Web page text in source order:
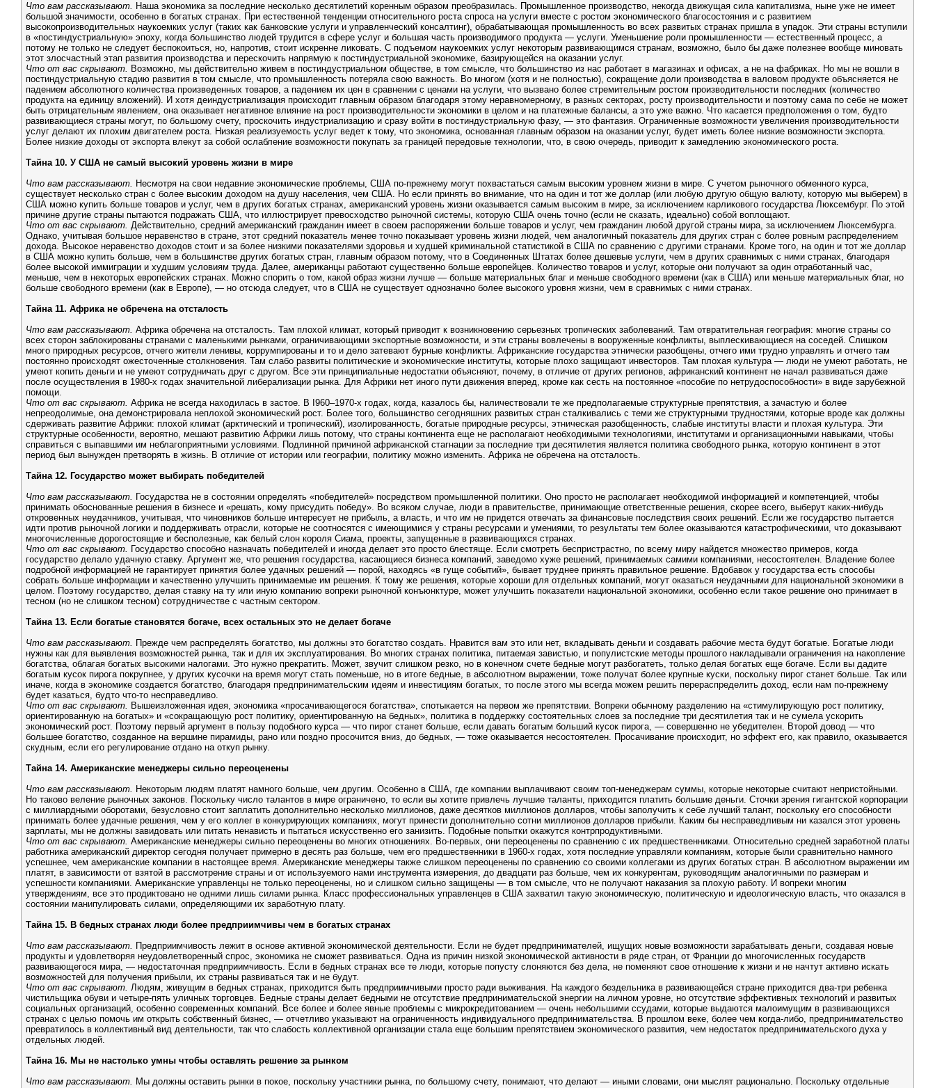
Что вам рассказывают. Наша экономика за последние несколько десятилетий коренным образом преобразилась. Промышленное производство, некогда движущая сила капитализма, ныне уже не имеет
большой значимости, особенно в богатых странах. При естественной тенденции относительного роста спроса на услуги вместе с ростом экономического благосостояния и с развитием
высокопроизводительных наукоемких услуг (таких как банковские услуги и управленческий консалтинг), обрабатывающая промышленность во всех развитых странах пришла в упадок. Эти страны вступили
в «постиндустриальную» эпоху, когда большинство людей трудится в сфере услуг и большая часть производимого продукта — услуги. Уменьшение роли промышленности — естественный процесс, а
потому не только не следует беспокоиться, но, напротив, стоит искренне ликовать. С подъемом наукоемких услуг некоторым развивающимся странам, возможно, было бы даже полезнее вообще миновать
этот злосчастный этап развития производства и перескочить напрямую к постиндустриальной экономике, базирующейся на оказании услуг.
Что от вас скрывают. Возможно, мы действительно живем в постиндустриальном обществе, в том смысле, что большинство из нас работает в магазинах и офисах, а не на фабриках. Но мы не вошли в
постиндустриальную стадию развития в том смысле, что промышленность потеряла свою важность. Во многом (хотя и не полностью), сокращение доли производства в валовом продукте объясняется не
падением абсолютного количества произведенных товаров, а падением их цен в сравнении с ценами на услуги, что вызвано более стремительным ростом производительности последних (количество
продукта на единицу вложений). И хотя деиндустриализация происходит главным образом благодаря этому неравномерному, в разных секторах, росту производительности и поэтому сама по себе не может
быть отрицательным явлением, она оказывает негативное влияние на рост производительности экономики в целом и на платежные балансы, а это уже важно. Что касается предположения о том, будто
развивающиеся страны могут, по большому счету, проскочить индустриализацию и сразу войти в постиндустриальную фазу, — это фантазия. Ограниченные возможности увеличения производительности
услуг делают их плохим двигателем роста. Низкая реализуемость услуг ведет к тому, что экономика, основанная главным образом на оказании услуг, будет иметь более низкие возможности экспорта.
Более низкие доходы от экспорта влекут за собой ослабление возможности покупать за границей передовые технологии, что, в свою очередь, приводит к замедлению экономического роста.
Тайна 10. У США не самый высокий уровень жизни в мире
Что вам рассказывают. Несмотря на свои недавние экономические проблемы, США по-прежнему могут похвастаться самым высоким уровнем жизни в мире. С учетом рыночного обменного курса,
существует несколько стран с более высоким доходом на душу населения, чем США. Но если принять во внимание, что на один и тот же доллар (или любую другую общую валюту, которую мы выберем) в
США можно купить больше товаров и услуг, чем в других богатых странах, американский уровень жизни оказывается самым высоким в мире, за исключением карликового государства Люксембург. По этой
причине другие страны пытаются подражать США, что иллюстрирует превосходство рыночной системы, которую США очень точно (если не сказать, идеально) собой воплощают.
Что от вас скрывают. Действительно, средний американский гражданин имеет в своем распоряжении больше товаров и услуг, чем гражданин любой другой страны мира, за исключением Люксембурга.
Однако, учитывая большое неравенство в стране, этот средний показатель менее точно показывает уровень жизни людей, чем аналогичный показатель для других стран с более ровным распределением
дохода. Высокое неравенство доходов стоит и за более низкими показателями здоровья и худшей криминальной статистикой в США по сравнению с другими странами. Кроме того, на один и тот же доллар
в США можно купить больше, чем в большинстве других богатых стран, главным образом потому, что в Соединенных Штатах более дешевые услуги, чем в других сравнимых с ними странах, благодаря
более высокой иммиграции и худшим условиям труда. Далее, американцы работают существенно больше европейцев. Количество товаров и услуг, которые они получают за один отработанный час,
меньше, чем в некоторых европейских странах. Можно спорить о том, какой образ жизни лучше — больше материальных благ и меньше свободного времени (как в США) или меньше материальных благ, но
больше свободного времени (как в Европе), — но отсюда следует, что в США не существует однозначно более высокого уровня жизни, чем в сравнимых с ними странах.
Тайна 11. Африка не обречена на отсталость
Что вам рассказывают. Африка обречена на отсталость. Там плохой климат, который приводит к возникновению серьезных тропических заболеваний. Там отвратительная география: многие страны со
всех сторон заблокированы странами с маленькими рынками, ограничивающими экспортные возможности, и эти страны вовлечены в вооруженные конфликты, выплескивающиеся на соседей. Слишком
много природных ресурсов, отчего жители ленивы, коррумпированы и то и дело затевают бурные конфликты. Африканские государства этнически разобщены, отчего ими трудно управлять и отчего там
постоянно происходят ожесточенные столкновения. Там слабо развиты политические и экономические институты, которые плохо защищают инвесторов. Там плохая культура — люди не умеют работать, не
умеют копить деньги и не умеют сотрудничать друг с другом. Все эти принципиальные недостатки объясняют, почему, в отличие от других регионов, африканский континент не начал развиваться даже
после осуществления в 1980-х годах значительной либерализации рынка. Для Африки нет иного пути движения вперед, кроме как сесть на постоянное «пособие по нетрудоспособности» в виде зарубежной
помощи.
Что от вас скрывают. Африка не всегда находилась в застое. В I960–1970-х годах, когда, казалось бы, наличествовали те же предполагаемые структурные препятствия, а зачастую и более
непреодолимые, она демонстрировала неплохой экономический рост. Более того, большинство сегодняшних развитых стран сталкивались с теми же структурными трудностями, которые вроде как должны
сдерживать развитие Африки: плохой климат (арктический и тропический), изолированность, богатые природные ресурсы, этническая разобщенность, слабые институты власти и плохая культура. Эти
структурные особенности, вероятно, мешают развитию Африки лишь потому, что страны континента еще не располагают необходимыми технологиями, институтами и организационными навыками, чтобы
справиться с выпавшими им неблагоприятными условиями. Подлинной причиной африканской стагнации за последние три десятилетия является политика свободного рынка, которую континент в этот
период был вынужден претворять в жизнь. В отличие от истории или географии, политику можно изменить. Африка не обречена на отсталость.
Тайна 12. Государство может выбирать победителей
Что вам рассказывают. Государства не в состоянии определять «победителей» посредством промышленной политики. Оно просто не располагает необходимой информацией и компетенцией, чтобы
принимать обоснованные решения в бизнесе и «решать, кому присудить победу». Во всяком случае, люди в правительстве, принимающие ответственные решения, скорее всего, выберут каких-нибудь
откровенных неудачников, учитывая, что чиновников больше интересует не прибыль, а власть, и что им не придется отвечать за финансовые последствия своих решений. Если же государство пытается
идти против рыночной логики и поддерживать отрасли, которые не соотносятся с имеющимися у страны ресурсами и умениями, то результаты тем более оказываются катастрофическими, что доказывают
многочисленные дорогостоящие и бесполезные, как белый слон короля Сиама, проекты, запущенные в развивающихся странах.
Что от вас скрывают. Государство способно назначать победителей и иногда делает это просто блестяще. Если смотреть беспристрастно, по всему миру найдется множество примеров, когда
государство делало удачную ставку. Аргумент же, что решения государства, касающиеся бизнеса компаний, заведомо хуже решений, принимаемых самими компаниями, несостоятелен. Владение более
подробной информацией не гарантирует принятия более удачных решений — порой, находясь «в гуще событий», бывает труднее принять правильное решение. Вдобавок у государства есть способы
собрать больше информации и качественно улучшить принимаемые им решения. К тому же решения, которые хороши для отдельных компаний, могут оказаться неудачными для национальной экономики в
целом. Поэтому государство, делая ставку на ту или иную компанию вопреки рыночной конъюнктуре, может улучшить показатели национальной экономики, особенно если такое решение оно принимает в
тесном (но не слишком тесном) сотрудничестве с частным сектором.
Тайна 13. Если богатые становятся богаче, всех остальных это не делает богаче
Что вам рассказывают. Прежде чем распределять богатство, мы должны это богатство создать. Нравится вам это или нет, вкладывать деньги и создавать рабочие места будут богатые. Богатые люди
нужны как для выявления возможностей рынка, так и для их эксплуатирования. Во многих странах политика, питаемая завистью, и популистские методы прошлого накладывали ограничения на накопление
богатства, облагая богатых высокими налогами. Это нужно прекратить. Может, звучит слишком резко, но в конечном счете бедные могут разбогатеть, только делая богатых еще богаче. Если вы дадите
богатым кусок пирога покрупнее, у других кусочки на время могут стать поменьше, но в итоге бедные, в абсолютном выражении, тоже получат более крупные куски, поскольку пирог станет больше. Так или
иначе, когда в экономике создается богатство, благодаря предпринимательским идеям и инвестициям богатых, то после этого мы всегда можем решить перераспределить доход, если нам по-прежнему
будет казаться, будто что-то несправедливо.
Что от вас скрывают. Вышеизложенная идея, экономика «просачивающегося богатства», спотыкается на первом же препятствии. Вопреки обычному разделению на «стимулирующую рост политику,
ориентированную на богатых» и «сокращающую рост политику, ориентированную на бедных», политика в поддержку состоятельных слоев за последние три десятилетия так и не сумела ускорить
экономический рост. Поэтому первый аргумент в пользу подобного курса — что пирог станет больше, если давать богатым больший кусок пирога, — совершенно не убедителен. Второй довод — что
большее богатство, созданное на вершине пирамиды, рано или поздно просочится вниз, до бедных, — тоже оказывается несостоятелен. Просачивание происходит, но эффект его, как правило, оказывается
скудным, если его регулирование отдано на откуп рынку.
Тайна 14. Американские менеджеры сильно переоценены
Что вам рассказывают. Некоторым людям платят намного больше, чем другим. Особенно в США, где компании выплачивают своим топ-менеджерам суммы, которые некоторые считают непристойными.
Но таково веление рыночных законов. Поскольку число талантов в мире ограничено, то если вы хотите привлечь лучшие таланты, приходится платить большие деньги. Сточки зрения гигантской корпорации
с миллиардными оборотами, безусловно стоит заплатить дополнительно несколько миллионов, даже десятков миллионов долларов, чтобы заполучить к себе лучший талант, поскольку его способности
принимать более удачные решения, чем у его коллег в конкурирующих компаниях, могут принести дополнительно сотни миллионов долларов прибыли. Каким бы несправедливым ни казался этот уровень
зарплаты, мы не должны завидовать или питать ненависть и пытаться искусственно его занизить. Подобные попытки окажутся контрпродуктивными.
Что от вас скрывают. Американские менеджеры сильно переоценены во многих отношениях. Во-первых, они переоценены по сравнению с их предшественниками. Относительно средней заработной платы
работника американский директор сегодня получает примерно в десять раз больше, чем его предшественники в 1960-х годах, хотя последние управляли компаниям, которые были сравнительно намного
успешнее, чем американские компании в настоящее время. Американские менеджеры также слишком переоценены по сравнению со своими коллегами из других богатых стран. В абсолютном выражении им
платят, в зависимости от взятой в рассмотрение страны и от используемого нами инструмента измерения, до двадцати раз больше, чем их конкурентам, руководящим аналогичными по размерам и
успешности компаниями. Американские управленцы не только переоценены, но и слишком сильно защищены — в том смысле, что не получают наказания за плохую работу. И вопреки многим
утверждениям, все это продиктовано не одними лишь силами рынка. Класс профессиональных управленцев в США захватил такую экономическую, политическую и идеологическую власть, что оказался в
состоянии манипулировать силами, определяющими их заработную плату.
Тайна 15. В бедных странах люди более предприимчивы чем в богатых странах
Что вам рассказывают. Предприимчивость лежит в основе активной экономической деятельности. Если не будет предпринимателей, ищущих новые возможности зарабатывать деньги, создавая новые
продукты и удовлетворяя неудовлетворенный спрос, экономика не сможет развиваться. Одна из причин низкой экономической активности в ряде стран, от Франции до многочисленных государств
развивающегося мира, — недостаточная предприимчивость. Если в бедных странах все те люди, которые попусту слоняются без дела, не поменяют свое отношение к жизни и не начтут активно искать
возможностей для получения прибыли, их страны развиваться так и не будут.
Что от вас скрывают. Людям, живущим в бедных странах, приходится быть предприимчивыми просто ради выживания. На каждого бездельника в развивающейся стране приходится два-три ребенка
чистильщика обуви и четыре-пять уличных торговцев. Бедные страны делает бедными не отсутствие предпринимательской энергии на личном уровне, но отсутствие эффективных технологий и развитых
социальных организаций, особенно современных компаний. Все более и более явные проблемы с микрокредитованием — очень небольшими ссудами, которые выдаются малоимущим в развивающихся
странах с целью помочь им открыть собственный бизнес, — отчетливо указывают на ограниченность индивидуального предпринимательства. В прошлом веке, более чем когда-либо, предпринимательство
превратилось в коллективный вид деятельности, так что слабость коллективной организации стала еще большим препятствием экономического развития, чем недостаток предпринимательского духа у
отдельных людей.
Тайна 16. Мы не настолько умны чтобы оставлять решение за рынком
Что вам рассказывают. Мы должны оставить рынки в покое, поскольку участники рынка, по большому счету, понимают, что делают — иными словами, они мыслят рационально. Поскольку отдельные